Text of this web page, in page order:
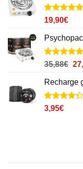
Noté4.8
sur
113
notations
client
19,90€
Noté5sur
31
notations
client
35,88€ Le
Recharge
Noté4.3
15
3,95€